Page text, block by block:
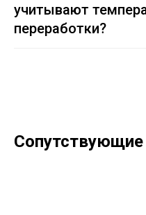
учитывают
переработки?